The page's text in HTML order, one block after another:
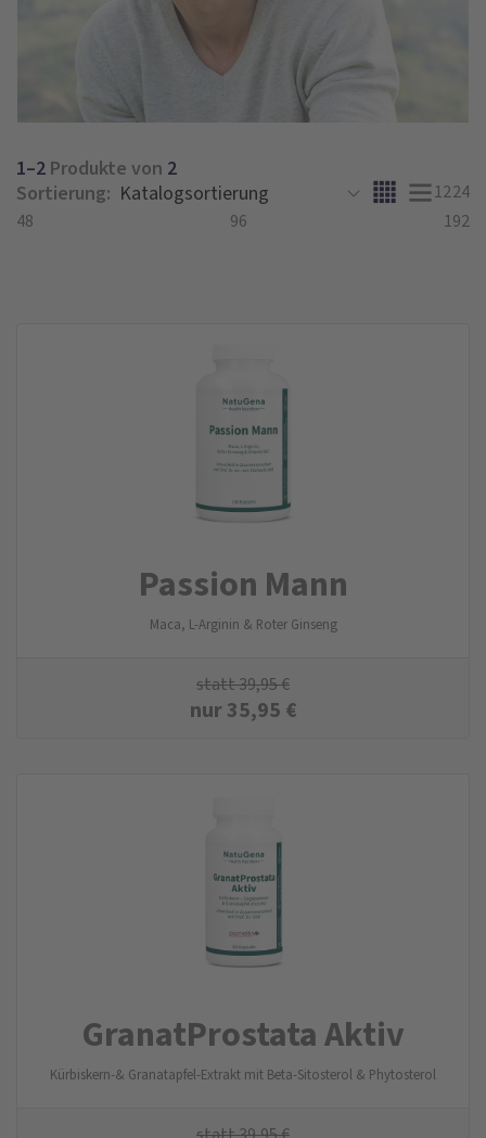
1–2 Produkte von 2
Sortierung:
1224
48
96 192
Passion Mann
Maca, L-Arginin & Roter Ginseng
statt39,95€
nur35,95 €
GranatProstata Aktiv
Kürbiskern-& Granatapfel-Extrakt mit Beta-Sitosterol & Phytosterol